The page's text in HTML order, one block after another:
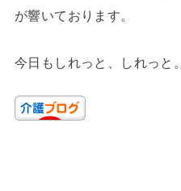
が響いております。
今日もしれっと、しれっと。